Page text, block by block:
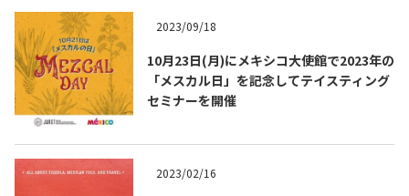
2022
2023
メスカルジャーナル
About
メキシコのお酒
メスカルとは？
メスカルのつくり方
メスカルマップ
2023
2023/09/18
10月23日(月)にメキシコ大使館で2023年の
「メスカル日」を記念してテイスティング
セミナーを開催
2023/02/16